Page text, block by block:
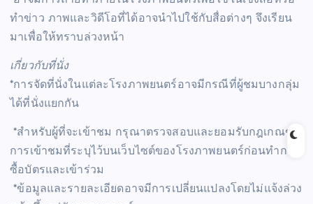
ทำข่าว ภาพและวิดีโอที่ได้อาจนำไปใช้กับสื่อต่างๆ จึงเรียน
มาเพื่อให้ทราบล่วงหน้า
เกี่ยวกับที่นั่ง
*การจัดที่นั่งในแต่ละโรงภาพยนตร์อาจมีกรณีที่ผู้ชมบางกลุ่ม
ได้ที่นั่งแยกกัน
*สำหรับผู้ที่จะเข้าชม กรุณาตรวจสอบและยอมรับกฎเกณฑ์
การเข้าชมที่ระบุไว้บนเว็บไซต์ของโรงภาพยนตร์ก่อนทำการ
ซื้อบัตรและเข้าร่วม
*ข้อมูลและรายละเอียดอาจมีการเปลี่ยนแปลงโดยไม่แจ้งล่วง